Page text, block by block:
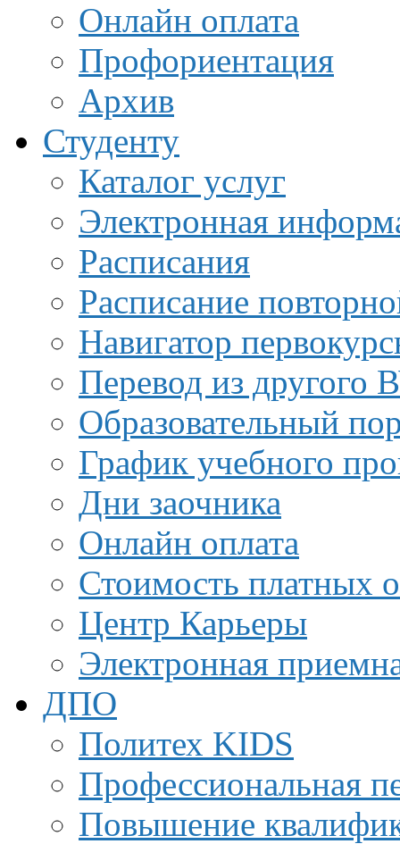
Онлайн оплата
Профориентация
Архив
Студенту
Каталог услуг
Электронная
Расписания
Расписание
Навигатор
Перевод из другого
Образовательный
График учебного
Дни заочника
Онлайн оплата
Стоимость платных
Центр Карьеры
Электронная
ДПО
Политех KIDS
Профессиональная
Повышение